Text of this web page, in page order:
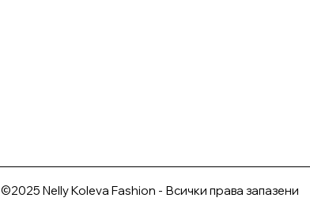
©2025 Nelly Koleva Fashion - Всички права запазени